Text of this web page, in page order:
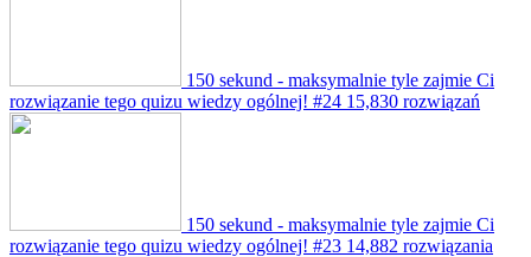
150 sekund - maksymalnie tyle zajmie Ci
rozwiązanie tego quizu wiedzy ogólnej! #24 15,830 rozwiązań
150 sekund - maksymalnie tyle zajmie Ci
rozwiązanie tego quizu wiedzy ogólnej! #23 14,882 rozwiązania